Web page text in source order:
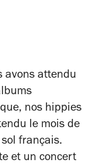
avons attendu
nos hippies
le mois de
français.
et un concert